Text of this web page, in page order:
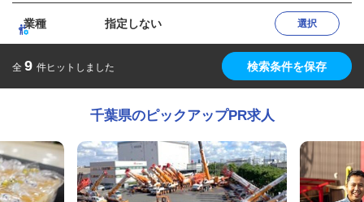
業種 指定しない 選択
全 9 件ヒットしました 検索条件を保存
千葉県のピックアップPR求人